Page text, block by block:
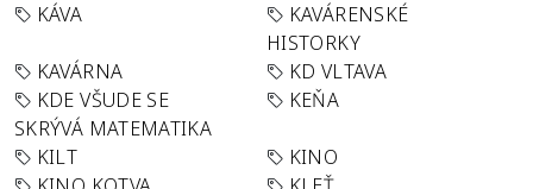
KÁVA
KAVÁRENSKÉ
HISTORKY
KAVÁRNA
KD VLTAVA
KDE VŠUDE SE
SKRÝVÁ MATEMATIKA
KEŇA
KILT
KINO